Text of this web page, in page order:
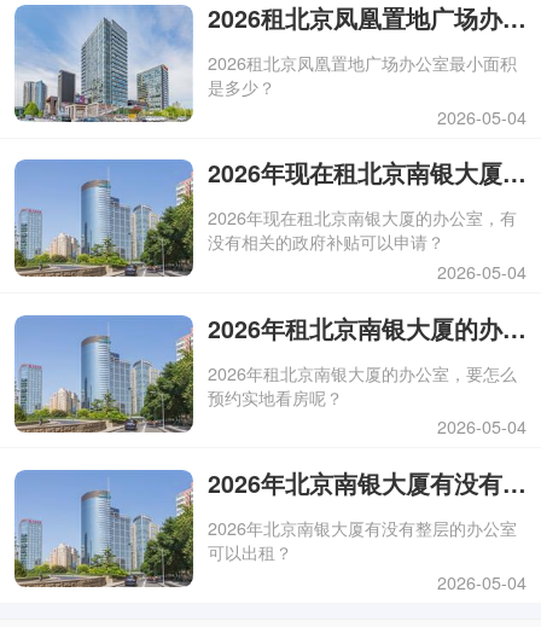
2026租北京凤凰置地广场办公室最小面积是多少？
2026租北京凤凰置地广场办公室最小面积
是多少？
2026-05-04
2026年现在租北京南银大厦的办公室，有没有相关的政府补贴可以申请？
2026年现在租北京南银大厦的办公室，有
没有相关的政府补贴可以申请？
2026-05-04
2026年租北京南银大厦的办公室，要怎么预约实地看房呢？
2026年租北京南银大厦的办公室，要怎么
预约实地看房呢？
2026-05-04
2026年北京南银大厦有没有整层的办公室可以出租？
2026年北京南银大厦有没有整层的办公室
可以出租？
2026-05-04